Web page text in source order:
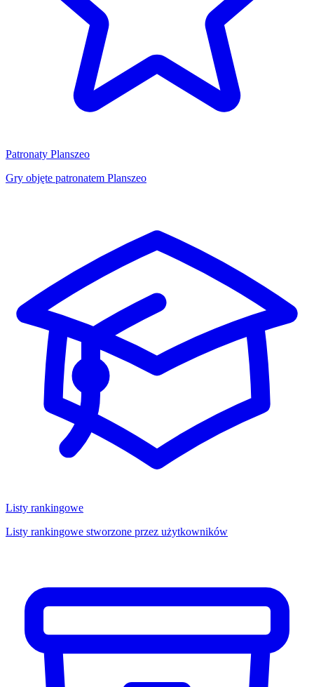
Patronaty Planszeo
Gry objęte patronatem Planszeo
Listy rankingowe
Listy rankingowe stworzone przez użytkowników